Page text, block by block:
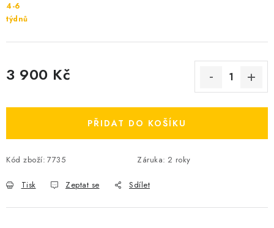
4-6
týdnů
3 900 Kč
PŘIDAT DO KOŠÍKU
Kód zboží: 7735 Záruka: 2 roky
Tisk Zeptat se Sdílet